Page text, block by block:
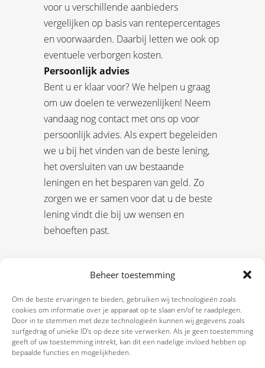
Beheer toestemming
Om de beste ervaringen te bieden, gebruiken wij technologieën zoals
cookies om informatie over je apparaat op te slaan en/of te raadplegen.
Door in te stemmen met deze technologieën kunnen wij gegevens zoals
surfgedrag of unieke ID's op deze site verwerken. Als je geen toestemming
geeft of uw toestemming intrekt, kan dit een nadelige invloed hebben op
bepaalde functies en mogelijkheden.
voor u verschillende aanbieders
vergelijken op basis van rentepercentages
en voorwaarden. Daarbij letten we ook op
eventuele verborgen kosten.
Persoonlijk advies
Bent u er klaar voor? We helpen u graag
om uw doelen te verwezenlijken! Neem
vandaag nog contact met ons op voor
persoonlijk advies. Als expert begeleiden
we u bij het vinden van de beste lening,
het oversluiten van uw bestaande
leningen en het besparen van geld. Zo
zorgen we er samen voor dat u de beste
lening vindt die bij uw wensen en
behoeften past.